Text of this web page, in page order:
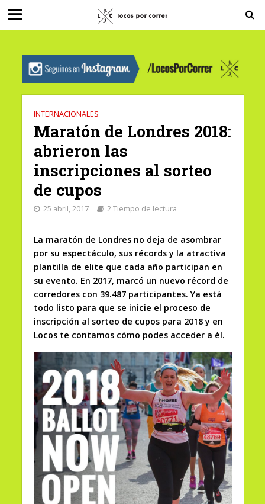
G-0X2PD3RFLV
INTERNACIONALES
Maratón de Londres 2018:
abrieron las
inscripciones al sorteo
de cupos
25 abril, 2017 2 Tiempo de lectura
La maratón de Londres no deja de asombrar
por su espectáculo, sus récords y la atractiva
plantilla de elite que cada año participan en
su evento. En 2017, marcó un nuevo récord de
corredores con 39.487 participantes. Ya está
todo listo para que se inicie el proceso de
inscripción al sorteo de cupos para 2018 y en
Locos te contamos cómo podes acceder a él.